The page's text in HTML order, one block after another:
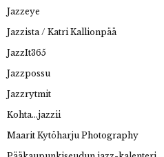
Jazzeye
Jazzista / Katri Kallionpää
JazzIt365
Jazzpossu
Jazzrytmit
Kohta…jazzii
Maarit Kytöharju Photography